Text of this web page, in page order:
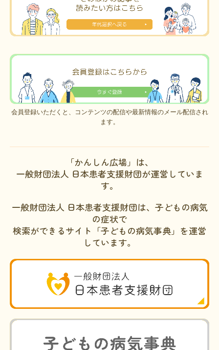
会員登録いただくと、コンテンツの配信や最新情報のメール配信され
ます。
「かんしん広場」は、
一般財団法人 日本患者支援財団が運営していま
す。
一般財団法人 日本患者支援財団は、子どもの病気
の症状で
検索ができるサイト「子どもの病気事典」を運営
しています。